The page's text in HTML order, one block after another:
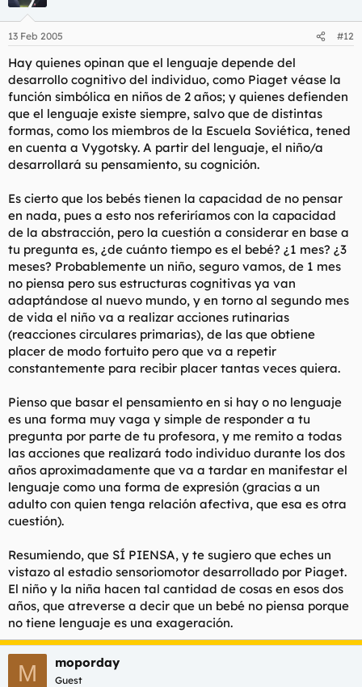
13 Feb 2005 #12
Hay quienes opinan que el lenguaje depende del
desarrollo cognitivo del individuo, como Piaget véase la
función simbólica en niños de 2 años; y quienes defienden
que el lenguaje existe siempre, salvo que de distintas
formas, como los miembros de la Escuela Soviética, tened
en cuenta a Vygotsky. A partir del lenguaje, el niño/a
desarrollará su pensamiento, su cognición.
Es cierto que los bebés tienen la capacidad de no pensar
en nada, pues a esto nos referiríamos con la capacidad
de la abstracción, pero la cuestión a considerar en base a
tu pregunta es, ¿de cuánto tiempo es el bebé? ¿1 mes? ¿3
meses? Probablemente un niño, seguro vamos, de 1 mes
no piensa pero sus estructuras cognitivas ya van
adaptándose al nuevo mundo, y en torno al segundo mes
de vida el niño va a realizar acciones rutinarias
(reacciones circulares primarias), de las que obtiene
placer de modo fortuito pero que va a repetir
constantemente para recibir placer tantas veces quiera.
Pienso que basar el pensamiento en si hay o no lenguaje
es una forma muy vaga y simple de responder a tu
pregunta por parte de tu profesora, y me remito a todas
las acciones que realizará todo individuo durante los dos
años aproximadamente que va a tardar en manifestar el
lenguaje como una forma de expresión (gracias a un
adulto con quien tenga relación afectiva, que esa es otra
cuestión).
Resumiendo, que SÍ PIENSA, y te sugiero que eches un
vistazo al estadio sensoriomotor desarrollado por Piaget.
El niño y la niña hacen tal cantidad de cosas en esos dos
años, que atreverse a decir que un bebé no piensa porque
no tiene lenguaje es una exageración.
M moporday
Guest